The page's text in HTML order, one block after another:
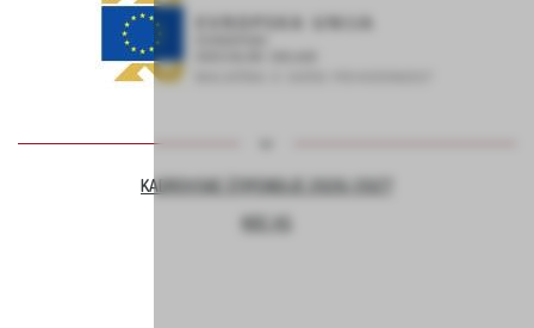
KADROVSKE ŠTIPENDIJE 2026/2027
KOC AS